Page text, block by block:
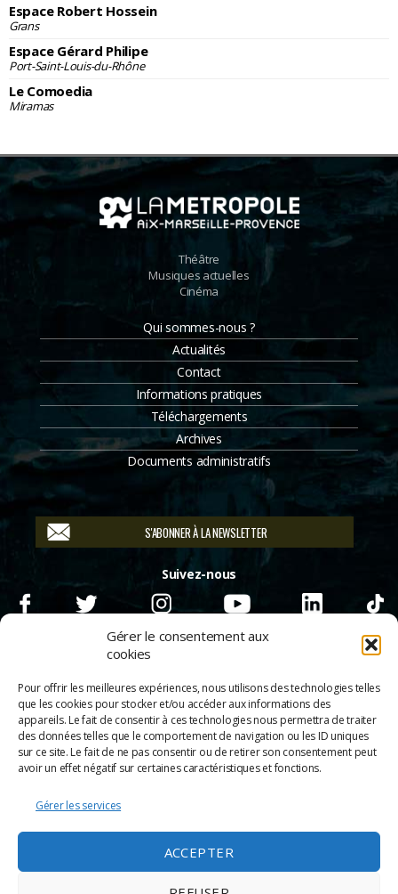
Gérer le consentement aux
cookies
Pour offrir les meilleures expériences, nous utilisons des technologies telles
que les cookies pour stocker et/ou accéder aux informations des
appareils. Le fait de consentir à ces technologies nous permettra de traiter
des données telles que le comportement de navigation ou les ID uniques
sur ce site. Le fait de ne pas consentir ou de retirer son consentement peut
avoir un effet négatif sur certaines caractéristiques et fonctions.
Gérer les services
ACCEPTER
Espace Robert Hossein
Grans
Espace Gérard Philipe
Port-Saint-Louis-du-Rhône
Le Comoedia
Miramas
Théâtre
Musiques actuelles
Cinéma
Qui sommes-nous ?
Actualités
Contact
Informations pratiques
Téléchargements
Archives
Documents administratifs
S'ABONNER À LA NEWSLETTER
Suivez-nous
© 2026Scènes & Cinés